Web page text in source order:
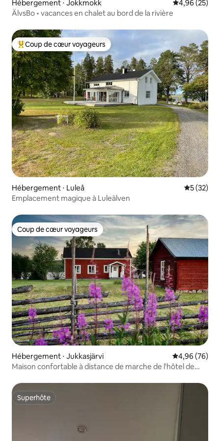
Hébergement ⋅ Jokkmokk Évaluation
4,96 (25)
ÄlvsBo • vacances en chalet au bord de la rivière
Coups de cœur voyageurs les plus appréciés
Coup de cœur voyageurs
Hébergement ⋅ Luleå
5 (32)
Emplacement magique à Luleälven
Coup de cœur voyageurs
Coup de cœur voyageurs
Hébergement ⋅ Jukkasjärvi Évaluation
4,96 (76)
Maison confortable à distance de marche de l'hôtel de
Superhôte
Superhôte